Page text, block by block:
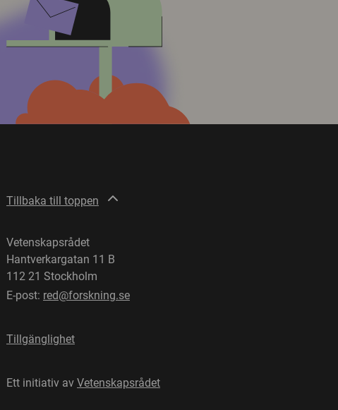
Tillbaka till toppen
Vetenskapsrådet
Hantverkargatan 11 B
112 21 Stockholm
E-post: red@forskning.se
Tillgänglighet
Ett initiativ av Vetenskapsrådet